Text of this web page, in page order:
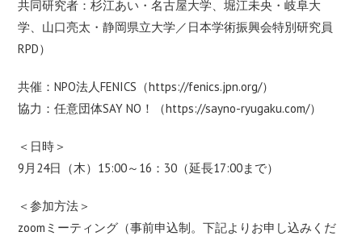
共同研究者：杉江あい・名古屋大学、堀江未央・岐阜大
学、山口亮太・静岡県立大学／日本学術振興会特別研究員
RPD）
共催：NPO法人FENICS（https://fenics.jpn.org/）
協力：任意団体SAY NO！（https://sayno-ryugaku.com/）
＜日時＞
9月24日（木）15:00～16：30（延長17:00まで）
＜参加方法＞
zoomミーティング（事前申込制。下記よりお申し込みくだ